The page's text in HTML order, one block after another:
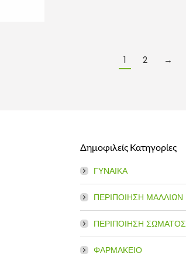
1 2 →
Δημοφιλείς Κατηγορίες
ΓΥΝΑΙΚΑ
ΠΕΡΙΠΟΙΗΣΗ ΜΑΛΛΙΩΝ
ΠΕΡΙΠΟΙΗΣΗ ΣΩΜΑΤΟΣ
ΦΑΡΜΑΚΕΙΟ